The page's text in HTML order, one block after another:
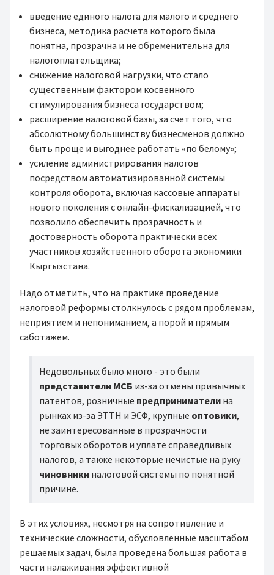
введение единого налога для малого и среднего
бизнеса, методика расчета которого была
понятна, прозрачна и не обременительна для
налогоплательщика;
снижение налоговой нагрузки, что стало
существенным фактором косвенного
стимулирования бизнеса государством;
расширение налоговой базы, за счет того, что
абсолютному большинству бизнесменов должно
быть проще и выгоднее работать «по белому»;
усиление администрирования налогов
посредством автоматизированной системы
контроля оборота, включая кассовые аппараты
нового поколения с онлайн-фискализацией, что
позволило обеспечить прозрачность и
достоверность оборота практически всех
участников хозяйственного оборота экономики
Кыргызстана.
Надо отметить, что на практике проведение
налоговой реформы столкнулось с рядом проблемам,
неприятием и непониманием, а порой и прямым
саботажем.
Недовольных было много - это были
представители МСБ из-за отмены привычных
патентов, розничные предприниматели на
рынках из-за ЭТТН и ЭСФ, крупные оптовики,
не заинтересованные в прозрачности
торговых оборотов и уплате справедливых
налогов, а также некоторые нечистые на руку
чиновники налоговой системы по понятной
причине.
В этих условиях, несмотря на сопротивление и
технические сложности, обусловленные масштабом
решаемых задач, была проведена большая работа в
части налаживания эффективной